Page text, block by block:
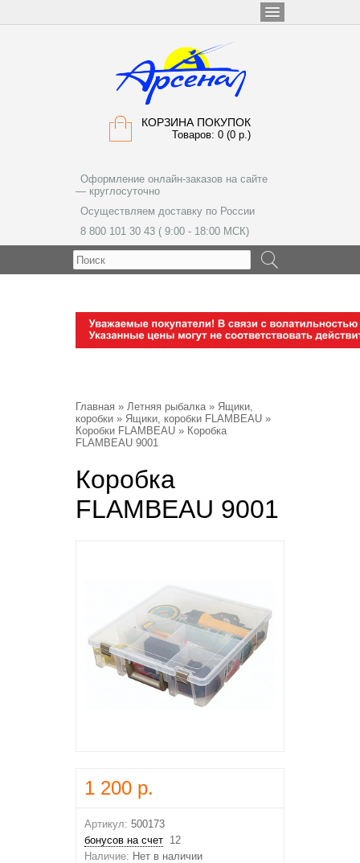
КОРЗИНА ПОКУПОК
Товаров: 0 (0 р.)
Оформление онлайн-заказов на сайте
— круглосуточно
Осуществляем доставку по России
8 800 101 30 43 ( 9:00 - 18:00 МСК)
Главная » Летняя рыбалка» Ящики,
коробки » Ящики, коробки FLAMBEAU »
Коробки FLAMBEAU » Коробка
FLAMBEAU 9001
Коробка
FLAMBEAU 9001
1 200 р.
Артикул: 500173
бонусов на счет 12
Наличие: Нет в наличии